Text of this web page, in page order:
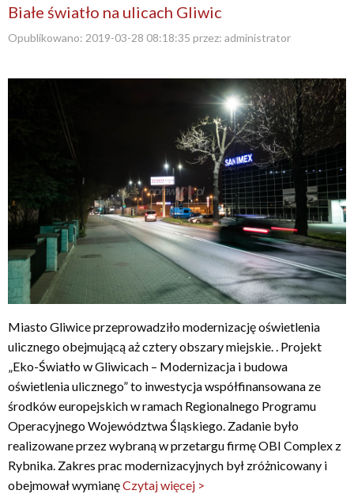
Białe światło na ulicach Gliwic
Opublikowano: 2019-03-28 08:18:35 przez: administrator
Miasto Gliwice przeprowadziło modernizację oświetlenia
ulicznego obejmującą aż cztery obszary miejskie. . Projekt
„Eko-Światło w Gliwicach – Modernizacja i budowa
oświetlenia ulicznego” to inwestycja współfinansowana ze
środków europejskich w ramach Regionalnego Programu
Operacyjnego Województwa Śląskiego. Zadanie było
realizowane przez wybraną w przetargu firmę OBI Complex z
Rybnika. Zakres prac modernizacyjnych był zróżnicowany i
obejmował wymianęCzytaj więcej >